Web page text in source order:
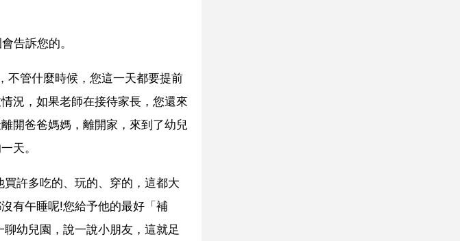
告訴您的。
不管什麼時候，您這一天都要提前
況，如果老師在接待家長，您還來
開爸爸媽媽，離開家，來到了幼兒
天。
許多吃的、玩的、穿的，這都大
有午睡呢!您給予他的最好「補
幼兒園，說一說小朋友，這就足